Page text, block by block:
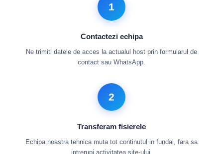
1
Contactezi echipa
Ne trimiti datele de acces la actualul host prin formularul de
contact sau WhatsApp.
2
Transferam fisierele
Echipa noastra tehnica muta tot continutul in fundal, fara sa
intrerupi activitatea site-ului.